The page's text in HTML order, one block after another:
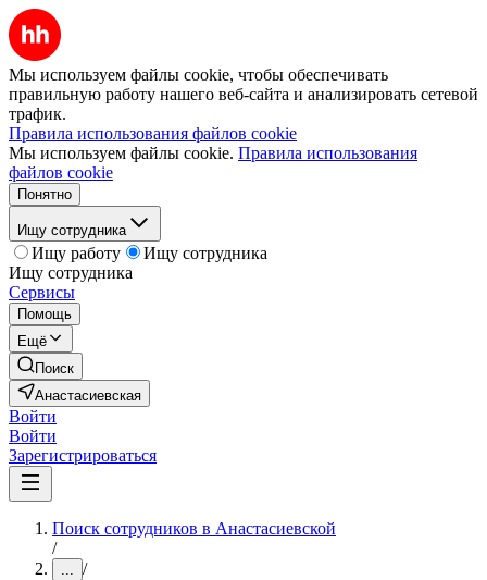
Мы используем файлы cookie, чтобы обеспечивать
правильную работу нашего веб-сайта и анализировать сетевой
трафик.
Правила использования файлов cookie
Мы используем файлы cookie. Правила использования
файлов cookie
Понятно
Ищу сотрудника
Ищу работу
Ищу сотрудника
Ищу сотрудника
Сервисы
Помощь
Ещё
Поиск
Анастасиевская
Войти
Войти
Зарегистрироваться
Поиск сотрудников в Анастасиевской
/
... /